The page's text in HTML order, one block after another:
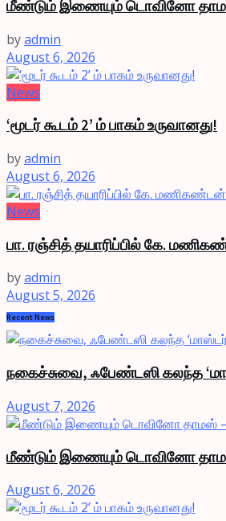
மீண்டும் இணையும் டொவினோ
byadmin
August 6, 2026
News
‘மூடர் கூடம் 2’ ம் பாகம் உருவானது!
byadmin
August 6, 2026
News
பா. ரஞ்சித் தயாரிப்பில் கே.
byadmin
August 5, 2026
Recent News
நகைச்சுவை, ஃபேண்டஸி கலந்த
August 7, 2026
மீண்டும் இணையும் டொவினோ
August 6, 2026